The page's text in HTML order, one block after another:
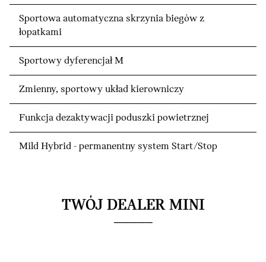
Sportowa automatyczna skrzynia biegów z
łopatkami
Sportowy dyferencjał M
Zmienny, sportowy układ kierowniczy
Funkcja dezaktywacji poduszki powietrznej
Mild Hybrid - permanentny system Start/Stop
TWÓJ DEALER MINI